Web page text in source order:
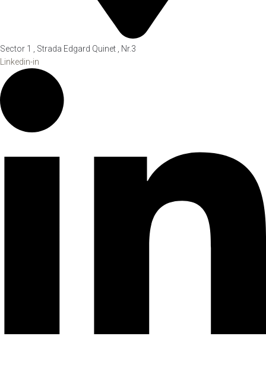
Sector 1 , Strada Edgard Quinet , Nr.3
Linkedin-in